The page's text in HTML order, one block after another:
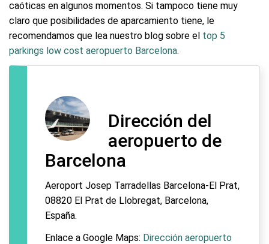
caóticas en algunos momentos. Si tampoco tiene muy
claro que posibilidades de aparcamiento tiene, le
recomendamos que lea nuestro blog sobre el top 5
parkings low cost aeropuerto Barcelona.
Dirección del
aeropuerto de
Barcelona
Aeroport Josep Tarradellas Barcelona-El Prat,
08820 El Prat de Llobregat, Barcelona,
España.
Enlace a Google Maps: Dirección aeropuerto